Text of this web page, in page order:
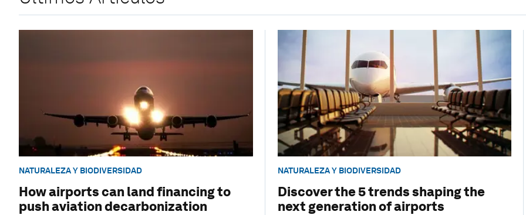
NATURALEZA Y BIODIVERSIDAD
How airports can land financing to
push aviation decarbonization
NATURALEZA Y BIODIVERSIDAD
Discover the 5 trends shaping the
next generation of airports